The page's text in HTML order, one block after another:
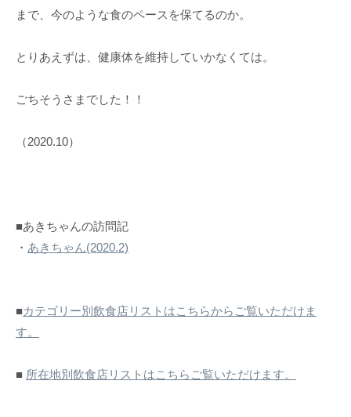
まで、今のような食のペースを保てるのか。
とりあえずは、健康体を維持していかなくては。
ごちそうさまでした！！
（2020.10）
■あきちゃんの訪問記
・ あきちゃん(2020.2)
■カテゴリー別飲食店リストはこちらからご覧いただけま
す。
■ 所在地別飲食店リストはこちらご覧いただけます。